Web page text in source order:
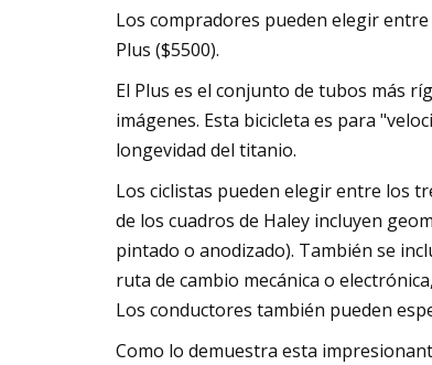
Los compradores pueden elegir
Plus ($5500).
El Plus es el conjunto de tubos más
imágenes. Esta bicicleta es para
longevidad del titanio.
Los ciclistas pueden elegir entre los
de los cuadros de Haley incluyen
pintado o anodizado). También se
ruta de cambio mecánica o
Los conductores también pueden
Como lo demuestra esta